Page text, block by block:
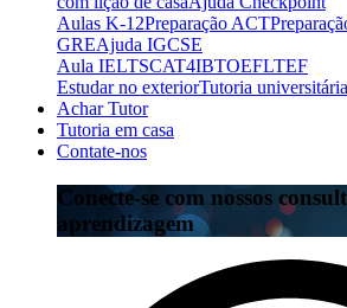
Aulas K-12Preparação ACT
GREAjuda IGCSE
Aula IELTSCAT4IBTOEFLTEF
Estudar no exteriorTutoria universitária
Achar Tutor
Tutoria em casa
Contate-nos
Conecte-se com nossos
aprendizagem